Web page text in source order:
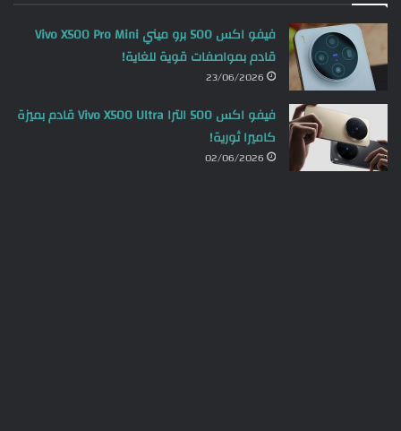
فيفو اكس 500 برو ميني Vivo X500 Pro Mini
قادم بمواصفات قوية للغاية!
23/06/2026
فيفو اكس 500 الترا Vivo X500 Ultra قادم بميزة
كاميرا ثورية!
02/06/2026